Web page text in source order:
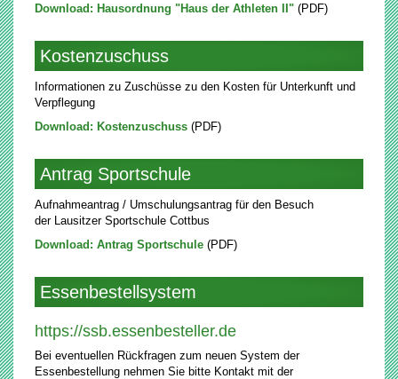
Download: Hausordnung "Haus der Athleten II" (PDF)
Kostenzuschuss
Informationen zu Zuschüsse zu den Kosten für Unterkunft und
Verpflegung
Download: Kostenzuschuss (PDF)
Antrag Sportschule
Aufnahmeantrag / Umschulungsantrag für den Besuch
der Lausitzer Sportschule Cottbus
Download: Antrag Sportschule (PDF)
Essenbestellsystem
https://ssb.essenbesteller.de
Bei eventuellen Rückfragen zum neuen System der
Essenbestellung nehmen Sie bitte Kontakt mit der